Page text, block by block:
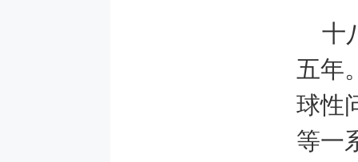
十
五年
球性
等一